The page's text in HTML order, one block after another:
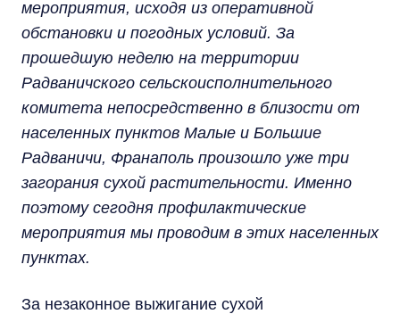
мероприятия, исходя из оперативной
обстановки и погодных условий. За
прошедшую неделю на территории
Радваничского сельскоисполнительного
комитета непосредственно в близости от
населенных пунктов Малые и Большие
Радваничи, Франаполь произошло уже три
загорания сухой растительности. Именно
поэтому сегодня профилактические
мероприятия мы проводим в этих населенных
пунктах.
За незаконное выжигание сухой